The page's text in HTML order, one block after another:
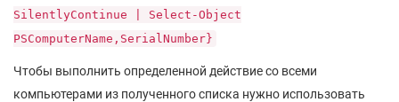
SilentlyContinue | Select-Object
PSComputerName,SerialNumber}
Чтобы выполнить определенной действие со всеми
компьютерами из полученного списка нужно использовать